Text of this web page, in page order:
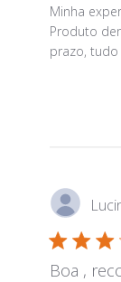
Minha
Produto
prazo,
read
Boa ,